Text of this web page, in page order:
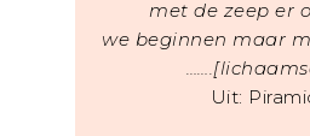
met de zeep er
we beginnen maar
Uit: